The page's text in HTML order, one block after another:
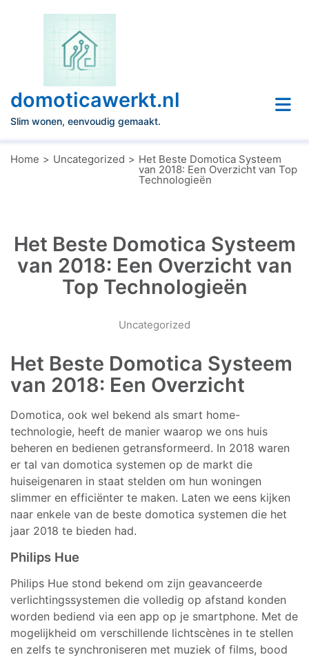
domoticawerkt.nl
Slim wonen, eenvoudig gemaakt.
Home Uncategorized Het Beste Domotica Systeem
van 2018: Een Overzicht van Top
Technologieën
Het Beste Domotica Systeem
van 2018: Een Overzicht van
Top Technologieën
Uncategorized
Het Beste Domotica Systeem
van 2018: Een Overzicht
Domotica, ook wel bekend als smart home-
technologie, heeft de manier waarop we ons huis
beheren en bedienen getransformeerd. In 2018 waren
er tal van domotica systemen op de markt die
huiseigenaren in staat stelden om hun woningen
slimmer en efficiënter te maken. Laten we eens kijken
naar enkele van de beste domotica systemen die het
jaar 2018 te bieden had.
Philips Hue
Philips Hue stond bekend om zijn geavanceerde
verlichtingssystemen die volledig op afstand konden
worden bediend via een app op je smartphone. Met de
mogelijkheid om verschillende lichtscènes in te stellen
en zelfs te synchroniseren met muziek of films, bood